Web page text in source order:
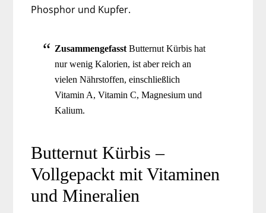
Phosphor und Kupfer.
ZusammengefasstButternut Kürbis hat
nur wenig Kalorien, ist aber reich an
vielen Nährstoffen, einschließlich
Vitamin A, Vitamin C, Magnesium und
Kalium.
Butternut Kürbis –
Vollgepackt mit Vitaminen
und Mineralien